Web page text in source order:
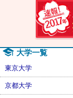
大学一覧
東京大学
京都大学